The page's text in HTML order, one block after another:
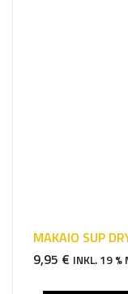
MAKAIO SUP
9,95 € INKL. 19 %